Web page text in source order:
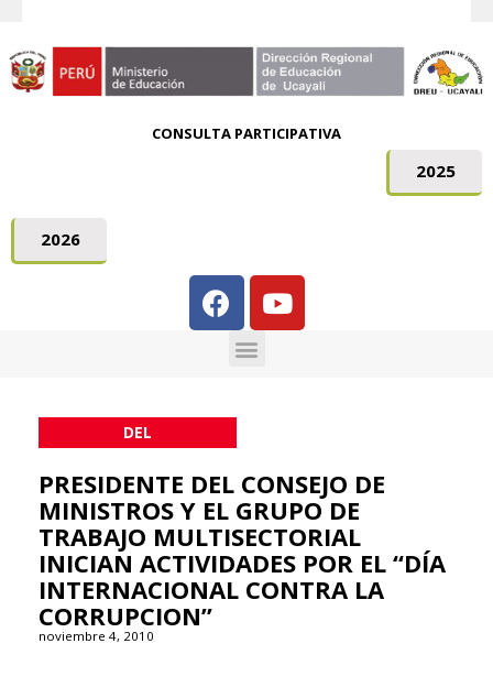
CONSULTA PARTICIPATIVA
2025
2026
DEL
PRESIDENTE DEL CONSEJO DE
MINISTROS Y EL GRUPO DE
TRABAJO MULTISECTORIAL
INICIAN ACTIVIDADES POR EL “DÍA
INTERNACIONAL CONTRA LA
CORRUPCION”
noviembre 4, 2010